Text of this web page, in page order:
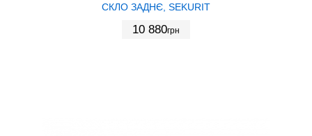
СКЛО ЗАДНЄ, SEKURIT
10 880грн